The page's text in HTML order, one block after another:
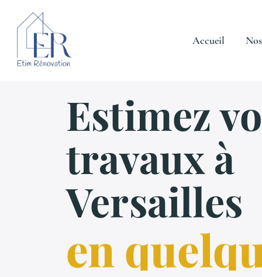
contenu
Accueil
Estimez
travaux à
Versailles
en